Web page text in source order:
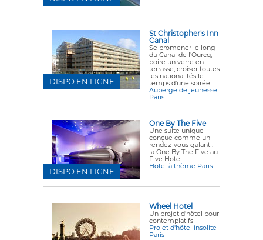
St Christopher's Inn
Canal
Se promener le long
du Canal de l'Ourcq,
boire un verre en
terrasse, croiser toutes
les nationalités le
temps d'une soirée…
Auberge de jeunesse
Paris
DISPO EN LIGNE
One By The Five
Une suite unique
conçue comme un
rendez-vous galant :
la One By The Five au
Five Hotel
Hotel à thème Paris
DISPO EN LIGNE
Wheel Hotel
Un projet d'hôtel pour
contemplatifs
Projet d'hôtel insolite
Paris